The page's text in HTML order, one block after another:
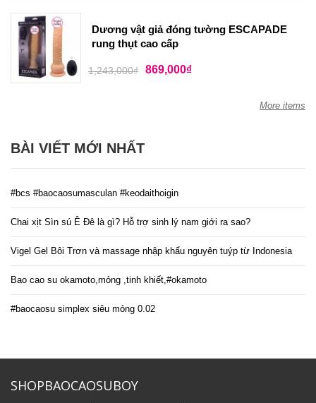
Dương vật giả đóng tường ESCAPADE
rung thụt cao cấp
1,243,000₫ 869,000₫
More items
BÀI VIẾT MỚI NHẤT
#bcs #baocaosumasculan #keodaithoigin
Chai xịt Sìn sú Ê Đê là gì? Hỗ trợ sinh lý nam giới ra sao?
Vigel Gel Bôi Trơn và massage nhập khẩu nguyên tuýp từ Indonesia
Bao cao su okamoto,mỏng ,tinh khiết,#okamoto
#baocaosu simplex siêu mỏng 0.02
SHOPBAOCAOSUBOY